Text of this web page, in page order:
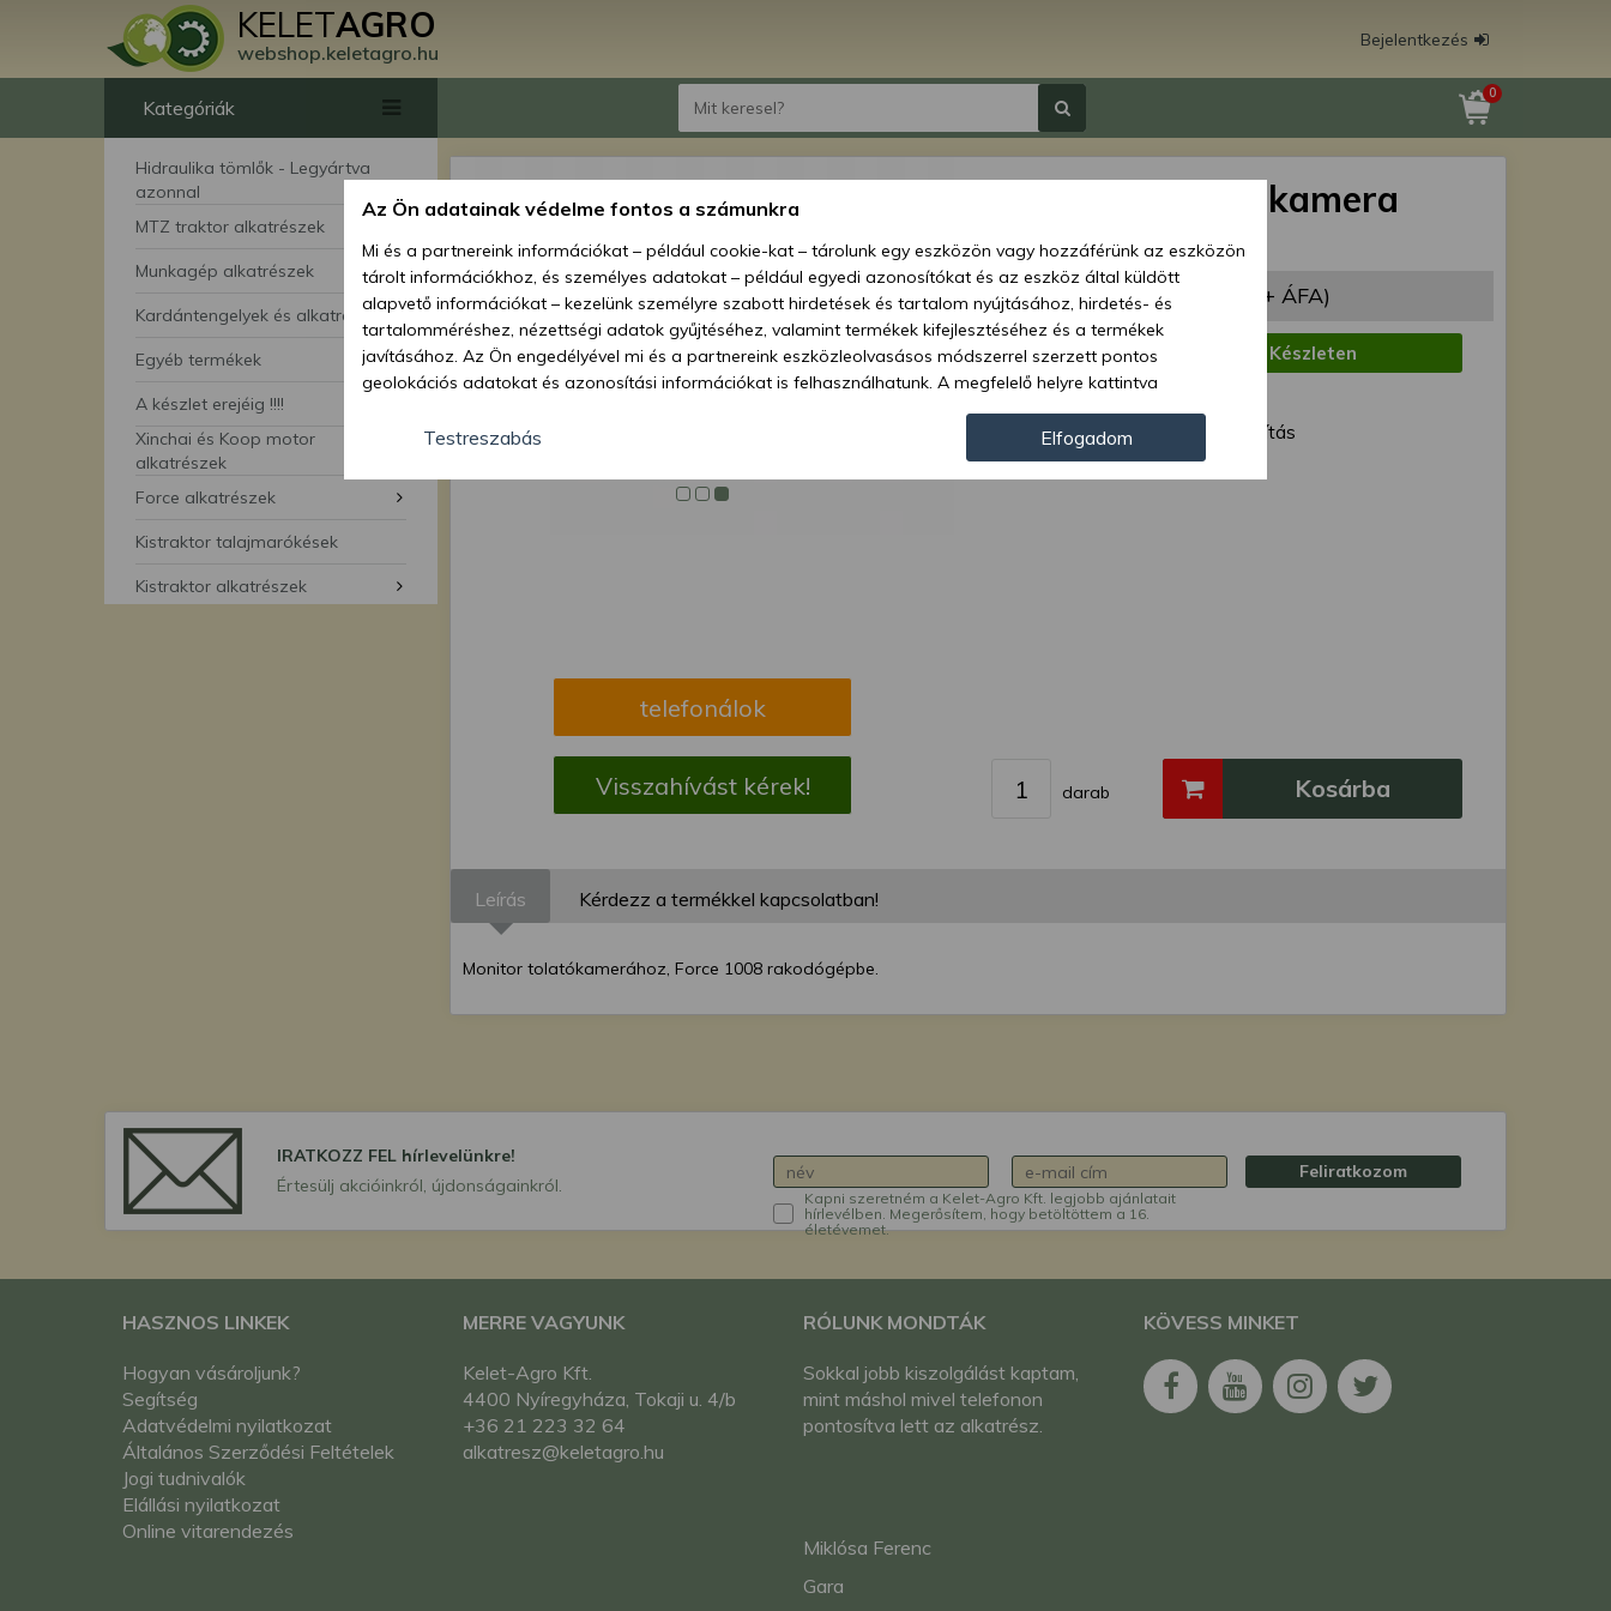
KELETAGRO
webshop.keletagro.hu
Bejelentkezés
Kategóriák
Hidraulika tömlők - Legyártva
azonnal
MTZ traktor alkatrészek
Munkagép alkatrészek
Kardántengelyek és alkatrészei
Egyéb termékek
A készlet erejéig !!!!
Xinchai és Koop motor
alkatrészek
Force alkatrészek
Kistraktor talajmarókések
Kistraktor alkatrészek
0
telefonálok
Visszahívást kérek!
Force 1008 tolatókamera
monitor
Ár: 51 987 Ft (40 935 Ft + ÁFA)
Elérhetőség:
Készleten
Szállítás:
Szállítási mód:
Normál szállítás
darab Kosárba
Leírás Kérdezz a termékkel kapcsolatban!
Monitor tolatókamerához, Force 1008 rakodógépbe.
IRATKOZZ FEL hírlevelünkre!
Értesülj akcióinkról, újdonságainkról.
Kapni szeretném a Kelet-Agro Kft. legjobb ajánlatait
hírlevélben. Megerősítem, hogy betöltöttem a 16.
életévemet.
Feliratkozom
HASZNOS LINKEK
Hogyan vásároljunk?
Segítség
Adatvédelmi nyilatkozat
Általános Szerződési Feltételek
Jogi tudnivalók
Elállási nyilatkozat
Online vitarendezés
MERRE VAGYUNK
Kelet-Agro Kft.
4400 Nyíregyháza, Tokaji u. 4/b
+36 21 223 32 64
alkatresz@keletagro.hu
RÓLUNK MONDTÁK
Sokkal jobb kiszolgálást kaptam,
mint máshol mivel telefonon
pontosítva lett az alkatrész.
Miklósa Ferenc
Gara
KÖVESS MINKET
Az Ön adatainak védelme fontos a számunkra
Mi és a partnereink információkat – például cookie-kat – tárolunk egy eszközön vagy hozzáférünk az eszközön
tárolt információkhoz, és személyes adatokat – például egyedi azonosítókat és az eszköz által küldött
alapvető információkat – kezelünk személyre szabott hirdetések és tartalom nyújtásához, hirdetés- és
tartalomméréshez, nézettségi adatok gyűjtéséhez, valamint termékek kifejlesztéséhez és a termékek
javításához. Az Ön engedélyével mi és a partnereink eszközleolvasásos módszerrel szerzett pontos
geolokációs adatokat és azonosítási információkat is felhasználhatunk. A megfelelő helyre kattintva
hozzájárulhat ahhoz, hogy mi és a partnereink a fent leírtak szerint adatkezelést végezzünk. Másik
lehetőségként a hozzájárulás megadása vagy elutasítása előtt részletesebb információkhoz juthat, és
megváltoztathatja beállításait. Felhívjuk figyelmét, hogy személyes adatainak bizonyos kezeléséhez nem
feltétlenül szükséges az Ön hozzájárulása, de jogában áll tiltakozni az ilyen jellegű adatkezelés ellen. A
Testreszabás Elfogadom